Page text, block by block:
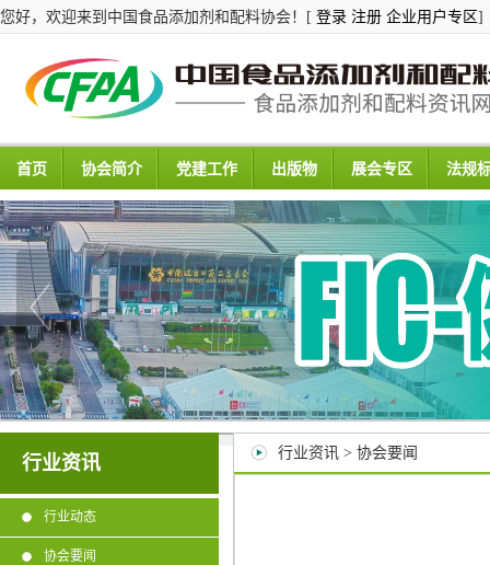
您好，欢迎来到中国食品添加剂和配料协会！[ 登录 注册 企业用户专区]
首页 协会简介 党建工作 出版物 展会专区 法规
行业资讯
行业动态
协会要闻
行业资讯 > 协会要闻